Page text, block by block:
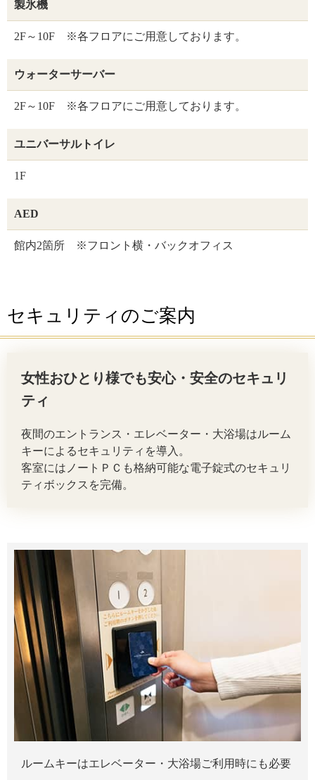
製氷機
2F～10F ※各フロアにご用意しております。
ウォーターサーバー
2F～10F ※各フロアにご用意しております。
ユニバーサルトイレ
1F
AED
館内2箇所 ※フロント横・バックオフィス
セキュリティのご案内
女性おひとり様でも安心・安全のセキュリ
ティ
夜間のエントランス・エレベーター・大浴場はルーム
キーによるセキュリティを導入。
客室にはノートＰＣも格納可能な電子錠式のセキュリ
ティボックスを完備。
ルームキーはエレベーター・大浴場ご利用時にも必要